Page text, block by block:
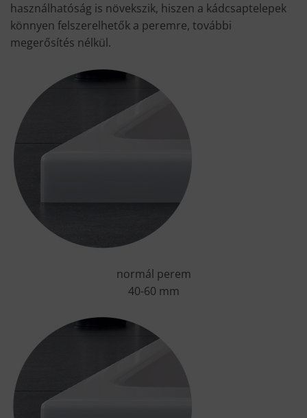
használhatóság is növekszik, hiszen a kádcsaptelepek
könnyen felszerelhetők a peremre, további
megerősítés nélkül.
normál perem
40-60 mm